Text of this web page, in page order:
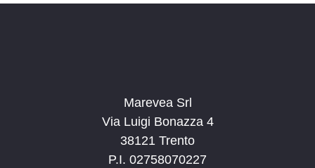
Marevea Srl
Via Luigi Bonazza 4
38121 Trento
P.I. 02758070227